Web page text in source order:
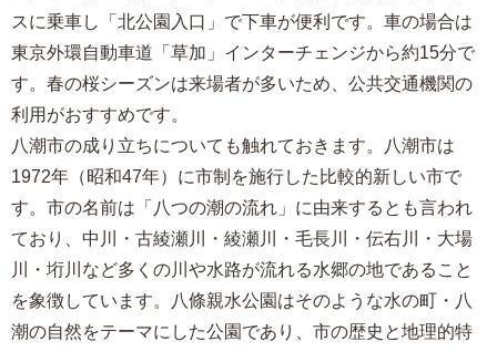
スに乗車し「北公園入口」で下車が便利です。車の場合は
東京外環自動車道「草加」インターチェンジから約15分で
す。春の桜シーズンは来場者が多いため、公共交通機関の
利用がおすすめです。
八潮市の成り立ちについても触れておきます。八潮市は
1972年（昭和47年）に市制を施行した比較的新しい市で
す。市の名前は「八つの潮の流れ」に由来するとも言われ
ており、中川・古綾瀬川・綾瀬川・毛長川・伝右川・大場
川・垳川など多くの川や水路が流れる水郷の地であること
を象徴しています。八條親水公園はそのような水の町・八
潮の自然をテーマにした公園であり、市の歴史と地理的特